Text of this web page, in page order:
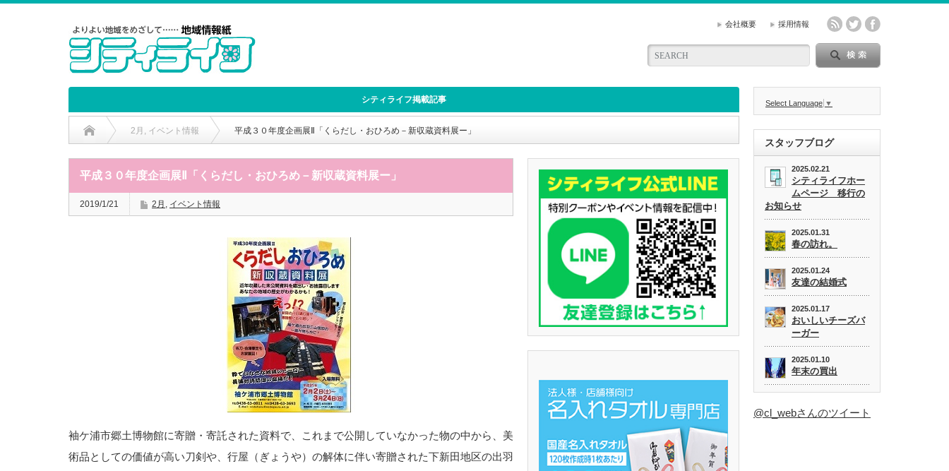
会社概要 採用情報
シティライフ掲載記事
2月 , イベント情報 平成３０年度企画展Ⅱ「くらだし・おひろめ－新収蔵資料展ー」
平成３０年度企画展Ⅱ「くらだし・おひろめ－新収蔵資料展ー」
2019/1/21 2月 , イベント情報
袖ケ浦市郷土博物館に寄贈・寄託された資料で、これまで公開していなかった物の中から、美
術品としての価値が高い刀剣や、行屋（ぎょうや）の解体に伴い寄贈された下新田地区の出羽
Select Language ▼
スタッフブログ
2025.02.21
シティライフホー
ムページ 移行の
お知らせ
2025.01.31
春の訪れ。
2025.01.24
友達の結婚式
2025.01.17
おいしいチーズバ
ーガー
2025.01.10
年末の買出
@cl_webさんのツイート